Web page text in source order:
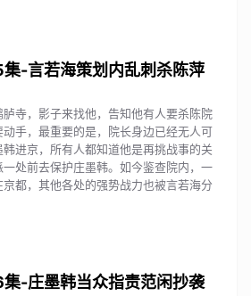
集-言若海策划内乱刺杀陈萍
寺，影子来找他，告知他有人要杀陈院
手，最重要的是，院长身边已经无人可
进京，所有人都知道他是再挑战事的关
处前去保护庄墨韩。如今鉴查院内，一
都，其他各处的强势战力也被言若海分
集-庄墨韩当众指责范闲抄袭